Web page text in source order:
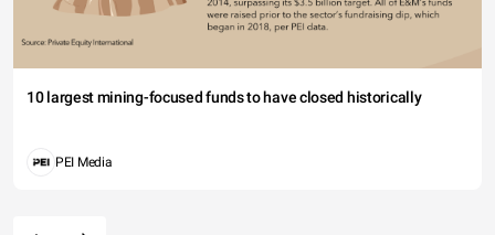
10 largest mining-focused funds to have closed historically
PEI Media